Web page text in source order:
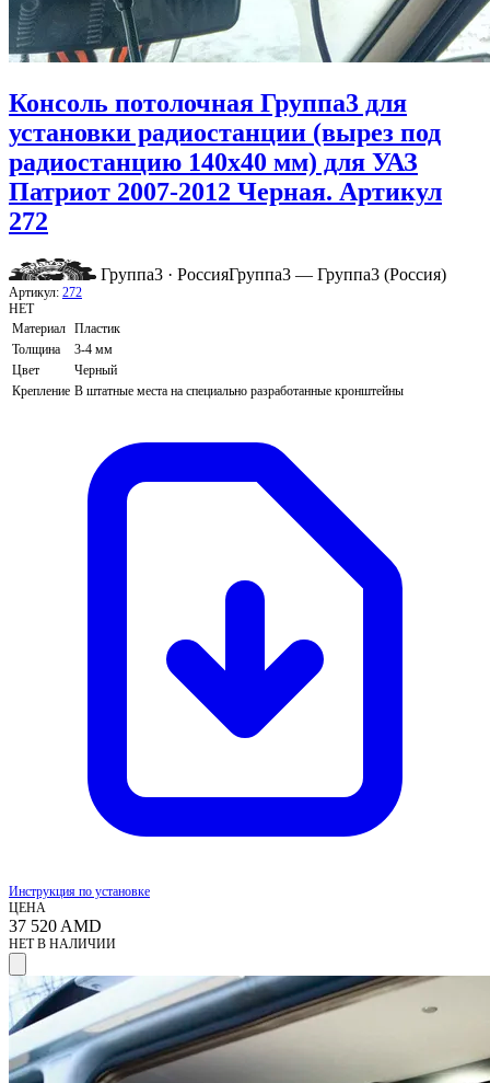
Консоль потолочная Группа3 для
установки радиостанции (вырез под
радиостанцию 140х40 мм) для УАЗ
Патриот 2007-2012 Черная. Артикул
272
Группа3 · РоссияГруппа3 — Группа3 (Россия)
Артикул: 272
НЕТ
Материал Пластик
Толщина
3-4 мм
Цвет
Черный
Крепление В штатные места на специально разработанные кронштейны
Инструкция по установке
ЦЕНА
37 520 AMD
НЕТ В НАЛИЧИИ